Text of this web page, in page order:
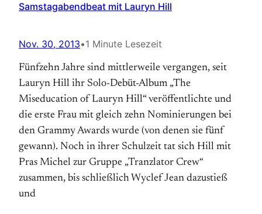
Samstagabendbeat mit Lauryn Hill
Nov. 30, 2013•1 Minute Lesezeit
Fünfzehn Jahre sind mittlerweile vergangen, seit
Lauryn Hill ihr Solo-Debüt-Album „The
Miseducation of Lauryn Hill“ veröffentlichte und
die erste Frau mit gleich zehn Nominierungen bei
den Grammy Awards wurde (von denen sie fünf
gewann). Noch in ihrer Schulzeit tat sich Hill mit
Pras Michel zur Gruppe „Tranzlator Crew“
zusammen, bis schließlich Wyclef Jean dazustieß
und